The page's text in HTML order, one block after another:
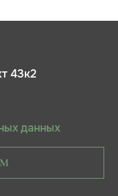
43к2
данных